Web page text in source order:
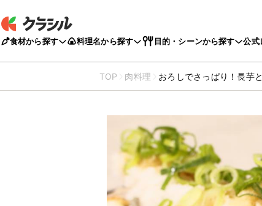
食材から探す 料理名から探す 目的・シーンから探す 公式
TOP 肉料理 おろしでさっぱり！長芋